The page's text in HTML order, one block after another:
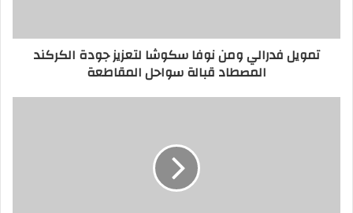
تمويل فدرالي ومن نوفا سكوشا لتعزيز جودة الكركند
المصطاد قبالة سواحل المقاطعة